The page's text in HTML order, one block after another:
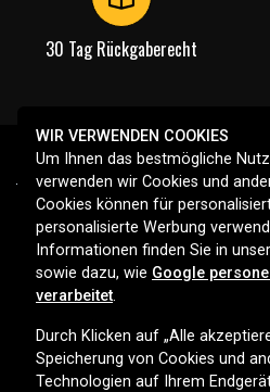
30 Tag Rückgaberecht
Ihr Spezialist für Batterien,
Deutschland. Entdecken Sie
Smartphones, Haushaltsgeräte,
– mit schneller Lieferung und
einkaufen
WIR VERWENDEN COOKIES
Um Ihnen das bestmögliche
verwenden wir Cookies und
Cookies können für
personalisierte Werbung
Informationen finden Sie in
sowie dazu, wie Google
verarbeitet.
Durch Klicken auf „Alle
Speicherung von Cookies und
Technologien auf Ihrem